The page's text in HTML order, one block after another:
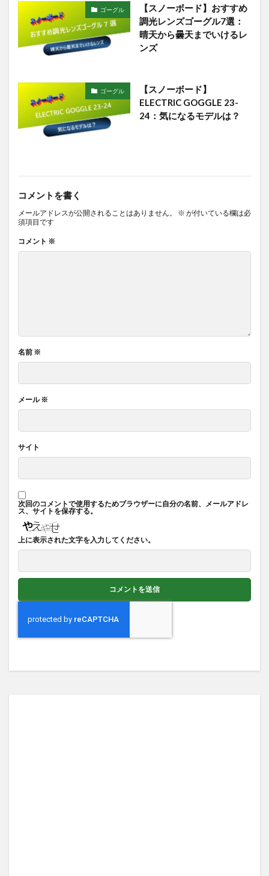
ゴーグル
【スノーボード】おすすめ
調光レンズゴーグル7選：
晴天から曇天までいけるレ
ンズ
ゴーグル
【スノーボード】
ELECTRIC GOGGLE 23-
24：気になるモデルは？
コメントを書く
メールアドレスが公開されることはありません。 ※ が付いている欄は必
須項目です
コメント ※
名前 ※
メール※
サイト
次回のコメントで使用するためブラウザーに自分の名前、メールアドレ
ス、サイトを保存する。
上に表示された文字を入力してください。